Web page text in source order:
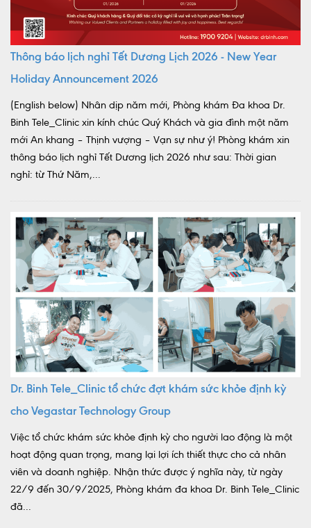
Thông báo lịch nghỉ Tết Dương Lịch 2026 - New Year
Holiday Announcement 2026
(English below) Nhân dịp năm mới, Phòng khám Đa khoa Dr.
Binh Tele_Clinic xin kính chúc Quý Khách và gia đình một năm
mới An khang – Thịnh vượng – Vạn sự như ý! Phòng khám xin
thông báo lịch nghỉ Tết Dương lịch 2026 như sau: Thời gian
nghỉ: từ Thứ Năm,...
Dr. Binh Tele_Clinic tổ chức đợt khám sức khỏe định kỳ
cho Vegastar Technology Group
Việc tổ chức khám sức khỏe định kỳ cho người lao động là một
hoạt động quan trọng, mang lại lợi ích thiết thực cho cả nhân
viên và doanh nghiệp. Nhận thức được ý nghĩa này, từ ngày
22/9 đến 30/9/2025, Phòng khám đa khoa Dr. Binh Tele_Clinic
đã...